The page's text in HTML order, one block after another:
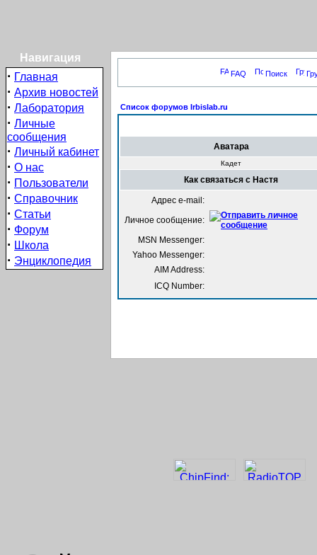
Навигация
· Главная
· Архив новостей
· Лаборатория
· Личные
сообщения
· Личный кабинет
· О нас
· Пользователи
· Справочник
· Статьи
· Форум
· Школа
· Энциклопедия
FAQ Поиск
Список форумов Irbislab.ru
Аватара
Кадет
Как связаться с Настя
Адрес e-mail:
Личное сообщение:
MSN Messenger:
Yahoo Messenger:
AIM Address:
ICQ Number: